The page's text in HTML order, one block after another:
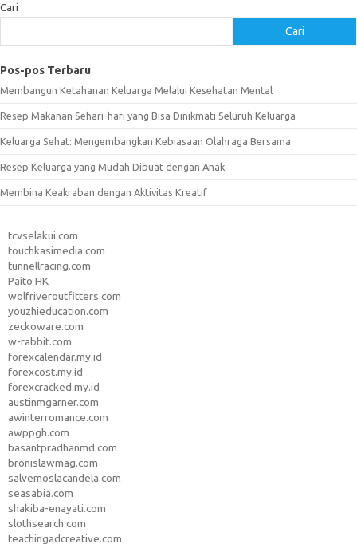
Cari
Cari
Pos-pos Terbaru
Membangun Ketahanan Keluarga Melalui Kesehatan Mental
Resep Makanan Sehari-hari yang Bisa Dinikmati Seluruh Keluarga
Keluarga Sehat: Mengembangkan Kebiasaan Olahraga Bersama
Resep Keluarga yang Mudah Dibuat dengan Anak
Membina Keakraban dengan Aktivitas Kreatif
tcvselakui.com
touchkasimedia.com
tunnellracing.com
Paito HK
wolfriveroutfitters.com
youzhieducation.com
zeckoware.com
w-rabbit.com
forexcalendar.my.id
forexcost.my.id
forexcracked.my.id
austinmgarner.com
awinterromance.com
awppgh.com
basantpradhanmd.com
bronislawmag.com
salvemoslacandela.com
seasabia.com
shakiba-enayati.com
slothsearch.com
teachingadcreative.com